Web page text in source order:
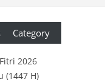
Twibbon Online
Category
2026
(1447 H)